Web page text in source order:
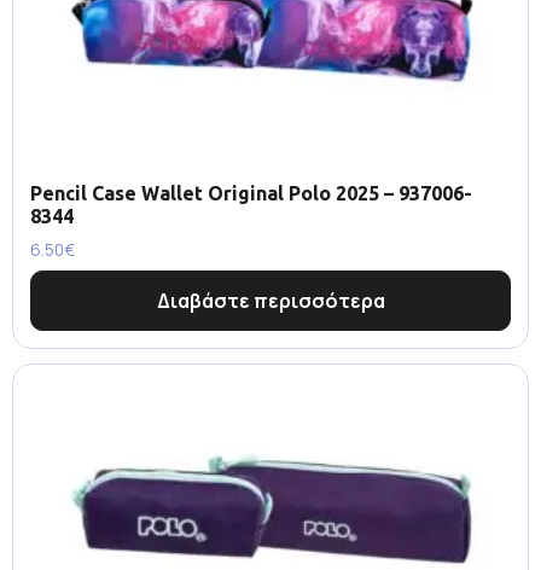
Pencil Case Wallet Original Polo 2025 – 937006-
8344
6.50€
Διαβάστε περισσότερα